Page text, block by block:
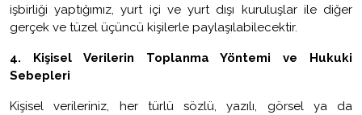
işbirliği yaptığımız, yurt içi ve yurt dışı kuruluşlar ile diğer
gerçek ve tüzel üçüncü kişilerle paylaşılabilecektir.
4.
Kişisel Verilerin Toplanma Yöntemi ve Hukuki
Sebepleri
Kişisel verileriniz, her türlü sözlü, yazılı, görsel ya da